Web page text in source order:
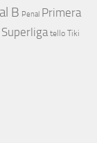
B Penal Primera
Superliga tello Tiki